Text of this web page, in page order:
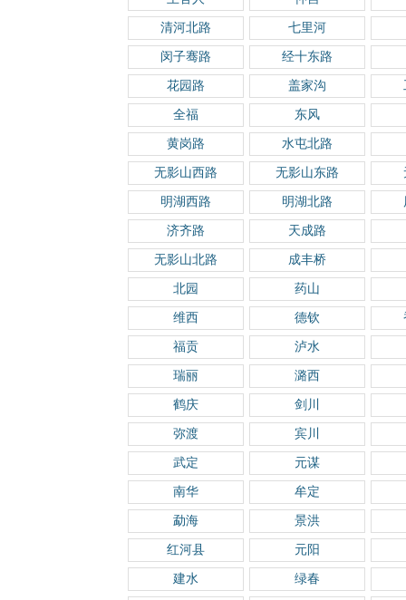
清河北路 七里河
闵子骞路 经十东路
花园路 盖家沟
全福 东风
黄岗路 水屯北路
无影山西路 无影山东路
明湖西路 明湖北路
济齐路 天成路
无影山北路 成丰桥
北园 药山
维西 德钦
福贡 泸水
瑞丽 潞西
鹤庆 剑川
弥渡 宾川
武定 元谋
南华 牟定
勐海 景洪
红河县 元阳
建水 绿春